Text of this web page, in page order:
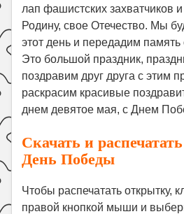
Психология
Летом!
Поиск
лап фашистских захватчиков
Родину, свое Отечество. Мы
этот день и передадим
Это большой праздник,
поздравим друг друга с этим
раскрасим красивые
днем девятое мая, с Днем
Скачать и
День Победы
Чтобы распечатать открытку,
правой кнопкой мыши и